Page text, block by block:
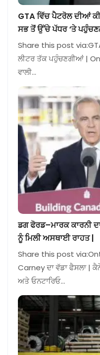
GTA ਵਿੱਚ ਪੈਟਰੋਲ ਦੀਆਂ
ਸਭ ਤੋਂ ਉੱਚੇ ਪੱਧਰ ‘ਤੇ
Share this post
ਲੀਟਰ ਤੱਕ ਪਹੁੰਚਣਗੀਆਂ |
ਵਾਲੀ…
ਡਗ ਫੋਰਡ–ਮਾਰਕ ਕਾਰਨੀ
ਨੂੰ ਮਿਲੀ ਅਸਥਾਈ ਰਾਹਤ |
Share this post
Carney ਦਾ ਵੱਡਾ ਫੈਸਲਾ |
ਅਤੇ ਓਨਟਾਰਿਓ…